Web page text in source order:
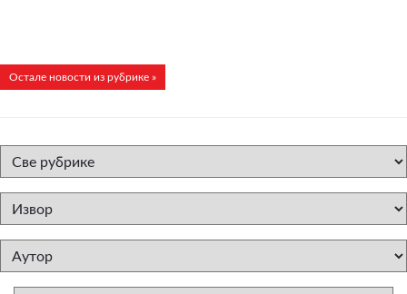
Остале новости из рубрике »